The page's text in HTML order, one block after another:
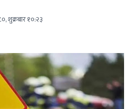
शुक्रबार १०:२३